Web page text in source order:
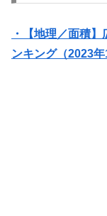
・【地理／面積
ンキング（2023年